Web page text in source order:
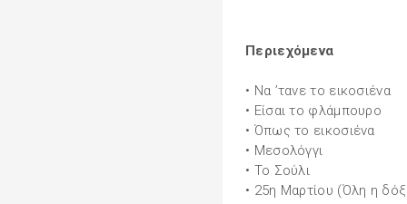
Περιεχόμενα
• Να ’τανε το εικοσιένα
• Είσαι το φλάμπουρο
• Όπως το εικοσιένα
• Μεσολόγγι
• Το Σούλι
• 25η Μαρτίου (Όλη η